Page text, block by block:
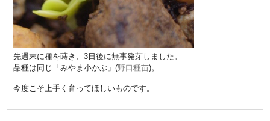
先週末に種を蒔き、3日後に無事発芽しました。
品種は同じ「みやま小かぶ」(野口種苗)。
今度こそ上手く育ってほしいものです。